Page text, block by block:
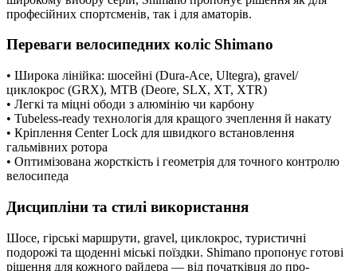
професійних спортсменів, так і для аматорів.
Переваги велосипедних коліс Shimano
• Широка лінійка: шосейні (Dura-Ace, Ultegra), gravel/
циклокрос (GRX), MTB (Deore, SLX, XT, XTR)
• Легкі та міцні ободи з алюмінію чи карбону
• Tubeless-ready технологія для кращого зчеплення й накату
• Кріплення Center Lock для швидкого встановлення
гальмівних ротора
• Оптимізована жорсткість і геометрія для точного контролю
велосипеда
Дисципліни та стилі використання
Шосе, гірські маршрути, gravel, циклокрос, туристичні
подорожі та щоденні міські поїздки. Shimano пропонує готові
рішення для кожного райдера — від початківця до про-